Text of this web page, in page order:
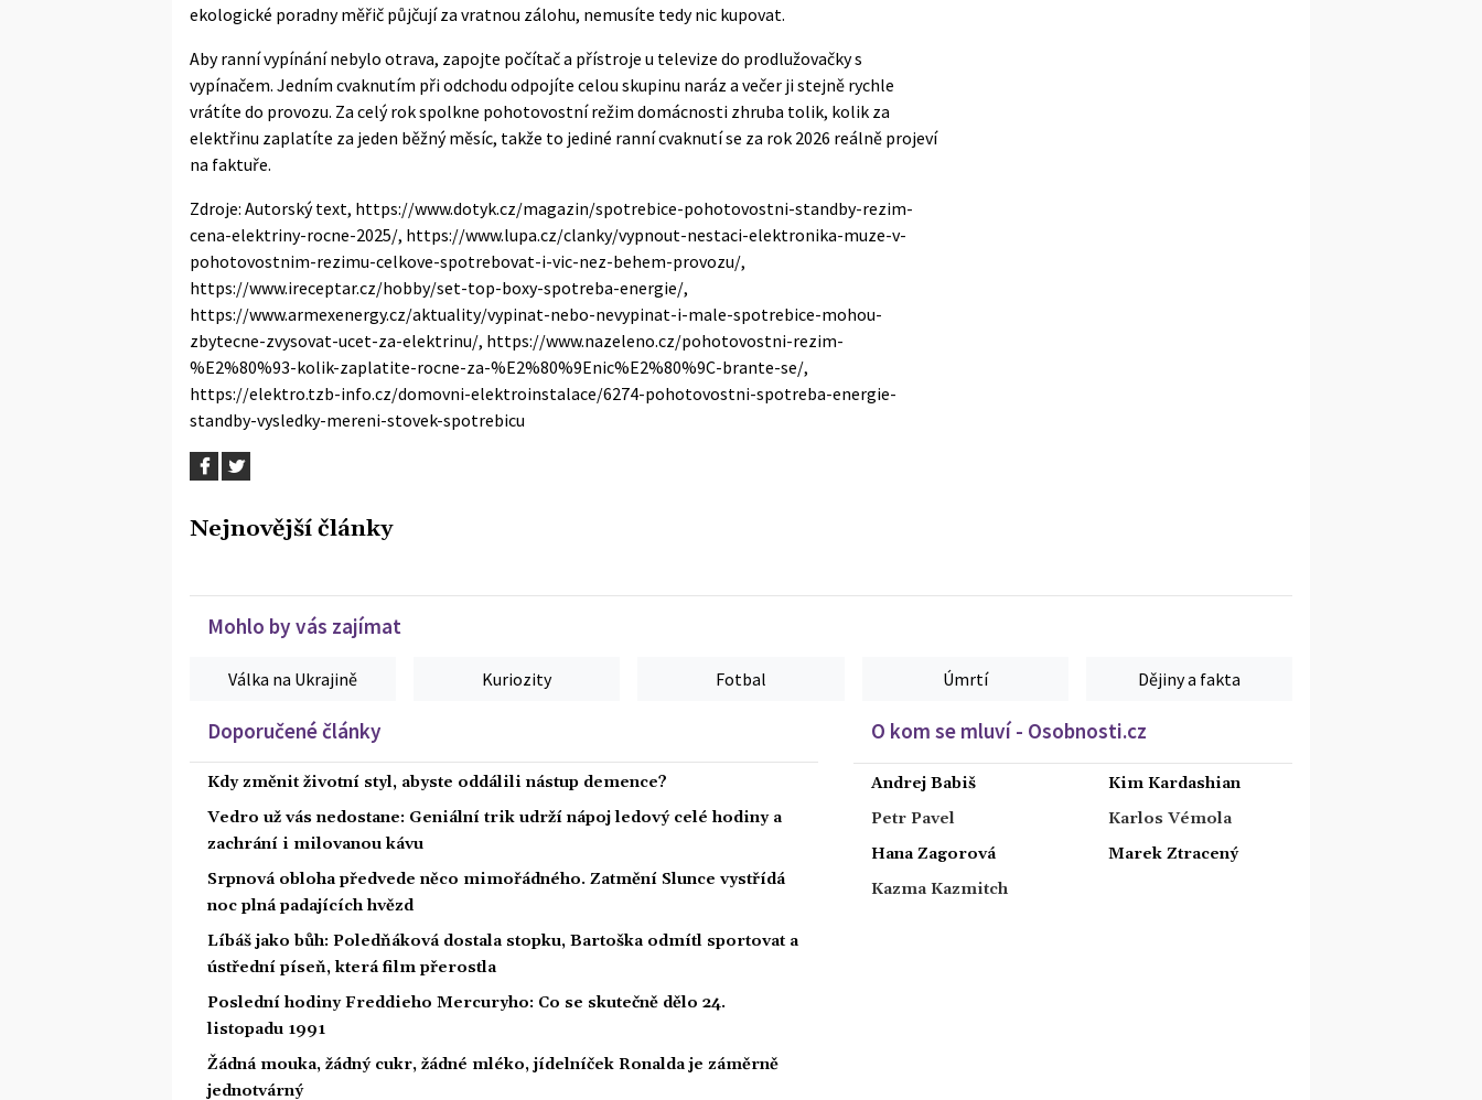
ekologické poradny měřič půjčují za vratnou zálohu, nemusíte tedy nic kupovat.
Aby ranní vypínání nebylo otrava, zapojte počítač a přístroje u televize do prodlužovačky s
vypínačem. Jedním cvaknutím při odchodu odpojíte celou skupinu naráz a večer ji stejně rychle
vrátíte do provozu. Za celý rok spolkne pohotovostní režim domácnosti zhruba tolik, kolik za
elektřinu zaplatíte za jeden běžný měsíc, takže to jediné ranní cvaknutí se za rok 2026 reálně projeví
na faktuře.
Zdroje: Autorský text, https://www.dotyk.cz/magazin/spotrebice-pohotovostni-standby-rezim-
cena-elektriny-rocne-2025/, https://www.lupa.cz/clanky/vypnout-nestaci-elektronika-muze-v-
pohotovostnim-rezimu-celkove-spotrebovat-i-vic-nez-behem-provozu/,
https://www.ireceptar.cz/hobby/set-top-boxy-spotreba-energie/,
https://www.armexenergy.cz/aktuality/vypinat-nebo-nevypinat-i-male-spotrebice-mohou-
zbytecne-zvysovat-ucet-za-elektrinu/, https://www.nazeleno.cz/pohotovostni-rezim-
%E2%80%93-kolik-zaplatite-rocne-za-%E2%80%9Enic%E2%80%9C-brante-se/,
https://elektro.tzb-info.cz/domovni-elektroinstalace/6274-pohotovostni-spotreba-energie-
standby-vysledky-mereni-stovek-spotrebicu
Nejnovější články
Mohlo by vás zajímat
Válka na Ukrajině Kuriozity Fotbal Úmrtí Dějiny a fakta
Doporučené články
Kdy změnit životní styl, abyste oddálili nástup demence?
Vedro už vás nedostane: Geniální trik udrží nápoj ledový celé hodiny a
zachrání i milovanou kávu
Srpnová obloha předvede něco mimořádného. Zatmění Slunce vystřídá
noc plná padajících hvězd
Líbáš jako bůh: Poledňáková dostala stopku, Bartoška odmítl sportovat a
ústřední píseň, která film přerostla
Poslední hodiny Freddieho Mercuryho: Co se skutečně dělo 24.
listopadu 1991
Žádná mouka, žádný cukr, žádné mléko, jídelníček Ronalda je záměrně
jednotvárný
O kom se mluví - Osobnosti.cz
Andrej Babiš
Petr Pavel
Hana Zagorová
Kazma Kazmitch
Kim Kardashian
Karlos Vémola
Marek Ztracený